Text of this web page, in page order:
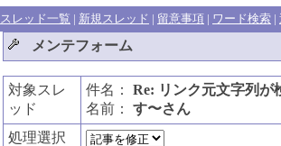
スレッド一覧 | 新規スレッド | 留意事項 | ワード検索 |
メンテフォーム
対象スレ
ッド
件名： Re: リンク元文字列が
名前： す〜さん
処理選択